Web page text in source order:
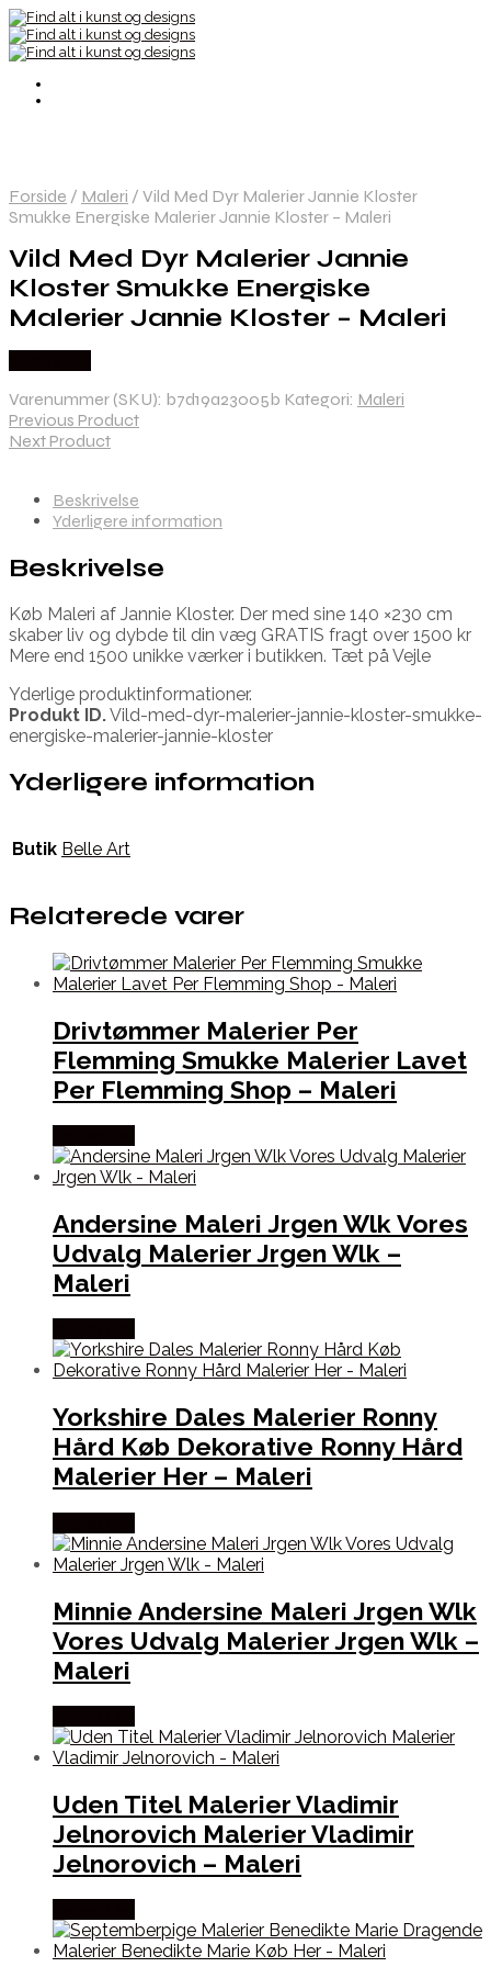
Forside / Maleri / Vild Med Dyr Malerier Jannie Kloster
Smukke Energiske Malerier Jannie Kloster – Maleri
Vild Med Dyr Malerier Jannie
Kloster Smukke Energiske
Malerier Jannie Kloster – Maleri
Varenummer (SKU): b7d19a23005b Kategori: Maleri
Previous Product
Next Product
Beskrivelse
Yderligere information
Beskrivelse
Køb Maleri af Jannie Kloster. Der med sine 140 ×230 cm
skaber liv og dybde til din væg GRATIS fragt over 1500 kr
Mere end 1500 unikke værker i butikken. Tæt på Vejle
Yderlige produktinformationer.
Produkt ID.Vild-med-dyr-malerier-jannie-kloster-smukke-
energiske-malerier-jannie-kloster
Yderligere information
Butik Belle Art
Relaterede varer
Drivtømmer Malerier Per
Flemming Smukke Malerier Lavet
Per Flemming Shop – Maleri
Andersine Maleri Jrgen Wlk Vores
Udvalg Malerier Jrgen Wlk –
Maleri
Yorkshire Dales Malerier Ronny
Hård Køb Dekorative Ronny Hård
Malerier Her – Maleri
Minnie Andersine Maleri Jrgen Wlk
Vores Udvalg Malerier Jrgen Wlk –
Maleri
Uden Titel Malerier Vladimir
Jelnorovich Malerier Vladimir
Jelnorovich – Maleri